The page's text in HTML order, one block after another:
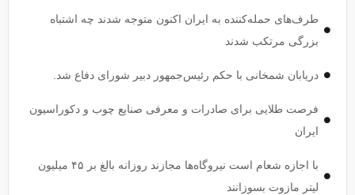
طرف‌های حمله‌کننده به ایران اکنون متوجه شدند چه اشتباه
بزرگی مرتکب شدند
دریابان شمخانی با حکم رئیس‌جمهور دبیر شورای دفاع شد.
فرصت طلایی برای صادرات و معرفی صنایع چوب و دکوراسیون
ایران
با اجازه شعام است نیروگاه‌ها مجازند روزانه بالغ بر ۴۵ میلیون
لیتر مازوت بسوزانند